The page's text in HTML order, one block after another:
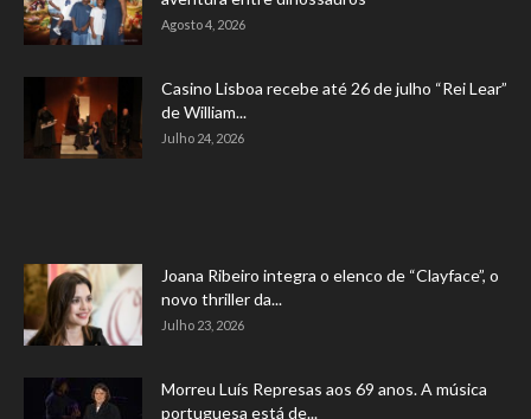
Agosto 4, 2026
Casino Lisboa recebe até 26 de julho “Rei Lear”
de William...
Julho 24, 2026
Joana Ribeiro integra o elenco de “Clayface”, o
novo thriller da...
Julho 23, 2026
Morreu Luís Represas aos 69 anos. A música
portuguesa está de...